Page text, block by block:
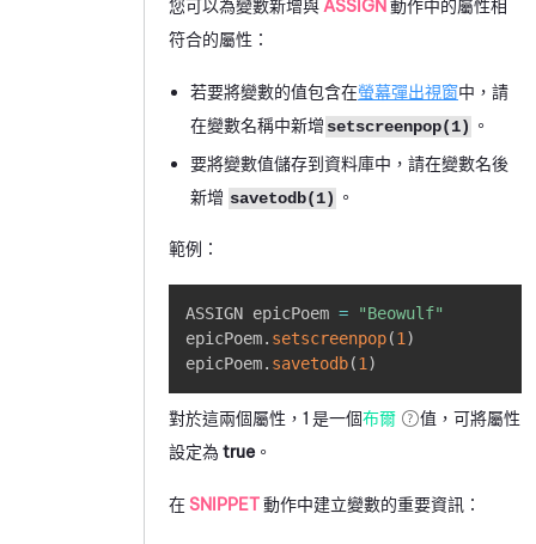
您可以為變數新增與 ASSIGN動作中的屬性相
符合的屬性：
若要將變數的值包含在螢幕彈出視窗中，請
在變數名稱中新增 setscreenpop(1) 。
要將變數值儲存到資料庫中，請在變數名後
新增 savetodb(1) 。
範例：
ASSIGN epicPoem =
"Beowulf"
epicPoem. setscreenpop(1 )
epicPoem. savetodb(1 )
對於這兩個屬性，1 是一個布爾
值，可將屬性
設定為 true 。
在SNIPPET動作中建立變數的重要資訊：